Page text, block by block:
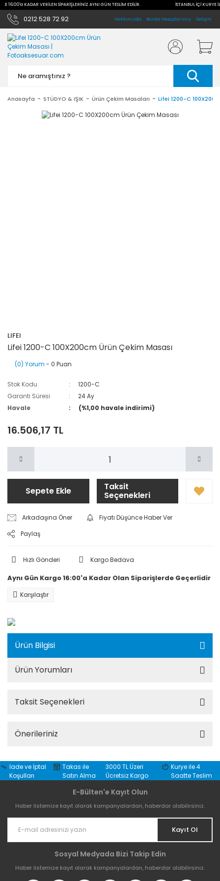
16:00'a KADAR VERİLEN SİPARİŞLERİNİZ AYNI GÜN TESLİM EDİLİR. İSTANBUL İÇİ KURYE
0212 528 72 92 Hakkımızda Banka Hesaplarımız İletişim
Anasayfa STÜDYO & IŞIK Ürün Çekim Masaları Lifei 1200-C
LIFEI
Lifei 1200-C 100X200cm Ürün Çekim Masası
(0) Yorum - 0 Puan
Stok Kodu
1200-C
Garanti Süresi
24 Ay
Havale
(%1,00 havale indirimi)
16.506,17 TL
Sepete Ekle Taksit
Seçenekleri
Arkadaşına Öner
Fiyatı Düşünce Haber Ver
Paylaş
Hızlı Gönderi Kargo Bedava
Aynı Gün Kargo 16:00'a Kadar Olan Siparişlerde Geçerlidir
Karşılaştır
Ürün Bilgisi
Ürün Yorumları
Taksit Seçenekleri
Önerileriniz
İade ve İptal
Koşulları
Takas ile
Satın Alma
3000 TL Üzeri
Ücretsiz Kargo
Kurye ile 4
Saatte Teslim
E-Bülten'e Kayıt Olun
Haber listemize kayıt olarak kampanyalardan, haberdar olabilirsiniz.
Kayıt Ol
Sosyal Medyada Bizi Takip Edin
Haber listemize kayıt olarak kampanyalardan, haberdar olabilirsiniz.